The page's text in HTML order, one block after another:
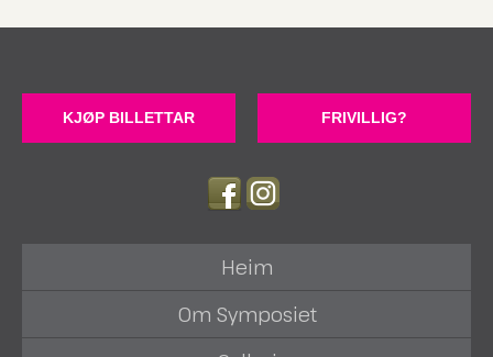
KJØP BILLETTAR FRIVILLIG?
Heim
Om Symposiet